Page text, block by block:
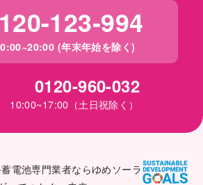
123-994
(年末年始を除く)
0120-960-032
10:00~17:00（土日祝除く）